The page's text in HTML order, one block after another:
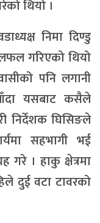
थियो ।
निमा दिण्डु
गरिएको थियो
पनि लगानी
यसबाट कसैले
निर्देशक घिसिङले
सहभागी भई
गरे । हाकु क्षेत्रमा
दुई वटा टावरको